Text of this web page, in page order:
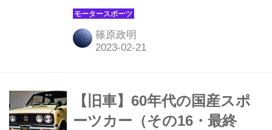
（L'EPEE）」の新作レーシングカー
クロック「タイム ファスト（Time
Fast ）II」の販売を開始する。
篠原政明
【旧車】60年代の国産スポ
ーツカー（その16・最終